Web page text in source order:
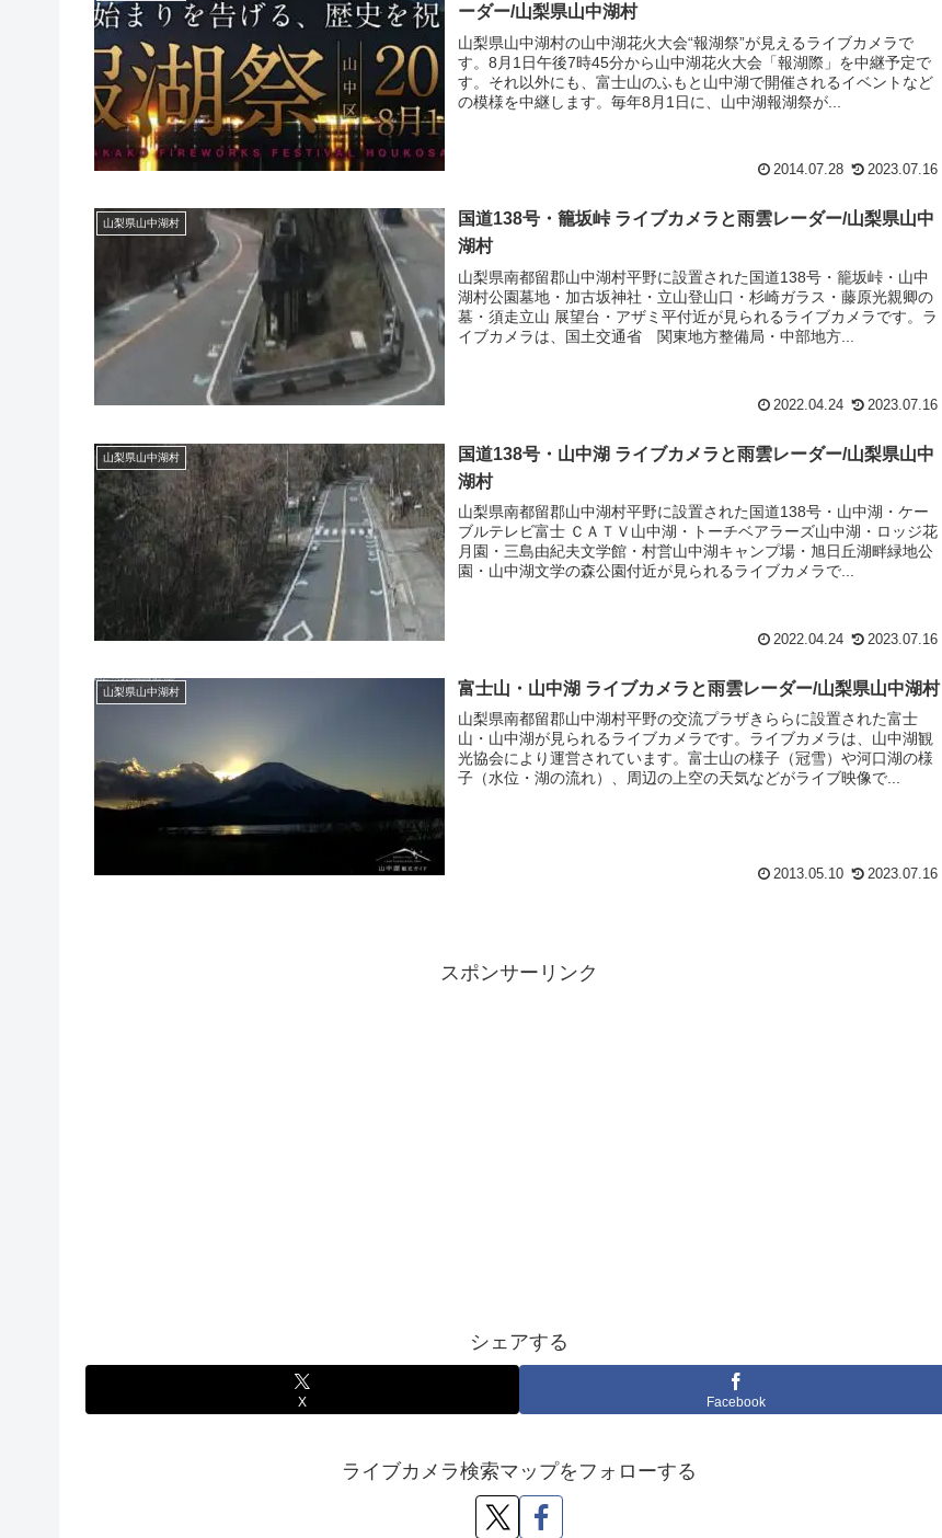
ーダー/山梨県山中湖村
山梨県山中湖村の山中湖花火大会“報湖祭”が見えるライブカメラで
す。8月1日午後7時45分から山中湖花火大会「報湖際」を中継予定で
す。それ以外にも、富士山のふもと山中湖で開催されるイベントなど
の模様を中継します。毎年8月1日に、山中湖報湖祭が...
2014.07.28 2023.07.16
山梨県山中湖村
国道138号・籠坂峠 ライブカメラと雨雲レーダー/山梨県山中
湖村
山梨県南都留郡山中湖村平野に設置された国道138号・籠坂峠・山中
湖村公園墓地・加古坂神社・立山登山口・杉崎ガラス・藤原光親卿の
墓・須走立山 展望台・アザミ平付近が見られるライブカメラです。ラ
イブカメラは、国土交通省 関東地方整備局・中部地方...
2022.04.24 2023.07.16
山梨県山中湖村
国道138号・山中湖 ライブカメラと雨雲レーダー/山梨県山中
湖村
山梨県南都留郡山中湖村平野に設置された国道138号・山中湖・ケー
ブルテレビ富士 ＣＡＴＶ山中湖・トーチベアラーズ山中湖・ロッジ花
月園・三島由紀夫文学館・村営山中湖キャンプ場・旭日丘湖畔緑地公
園・山中湖文学の森公園付近が見られるライブカメラで...
2022.04.24 2023.07.16
山梨県山中湖村 富士山・山中湖 ライブカメラと雨雲レーダー/山梨県山中湖村
山梨県南都留郡山中湖村平野の交流プラザきららに設置された富士
山・山中湖が見られるライブカメラです。ライブカメラは、山中湖観
光協会により運営されています。富士山の様子（冠雪）や河口湖の様
子（水位・湖の流れ）、周辺の上空の天気などがライブ映像で...
2013.05.10 2023.07.16
スポンサーリンク
シェアする
X Facebook
ライブカメラ検索マップをフォローする